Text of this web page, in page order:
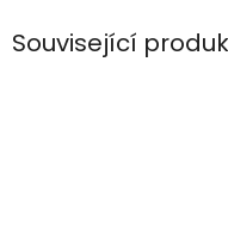
Související